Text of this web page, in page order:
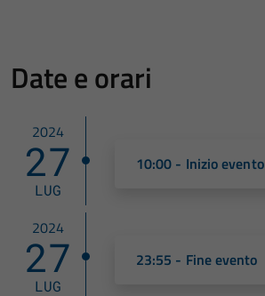
Date e orari
2024
27
LUG
10:00 - Inizio evento
2024
27
LUG
23:55 - Fine evento